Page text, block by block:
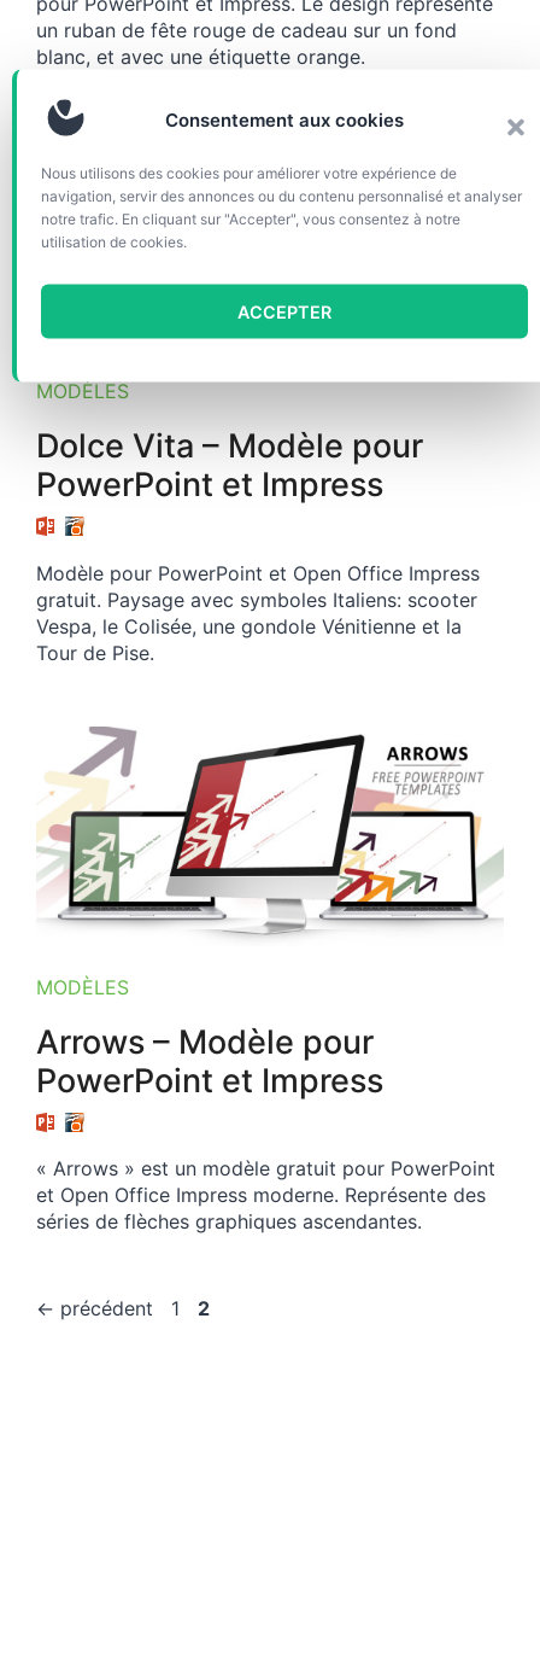
Consentement aux cookies
Nous utilisons des cookies pour améliorer votre expérience de
navigation, servir des annonces ou du contenu personnalisé et analyser
notre trafic. En cliquant sur "Accepter", vous consentez à notre
utilisation de cookies.
ACCEPTER
un ruban de fête rouge de cadeau sur un fond
blanc, et avec une étiquette orange.
MODÈLES
Dolce Vita – Modèle pour
PowerPoint et Impress
Modèle pour PowerPoint et Open Office Impress
gratuit. Paysage avec symboles Italiens: scooter
Vespa, le Colisée, une gondole Vénitienne et la
Tour de Pise.
MODÈLES
Arrows – Modèle pour
PowerPoint et Impress
« Arrows » est un modèle gratuit pour PowerPoint
et Open Office Impress moderne. Représente des
séries de flèches graphiques ascendantes.
← précédent Page
1 Page
2